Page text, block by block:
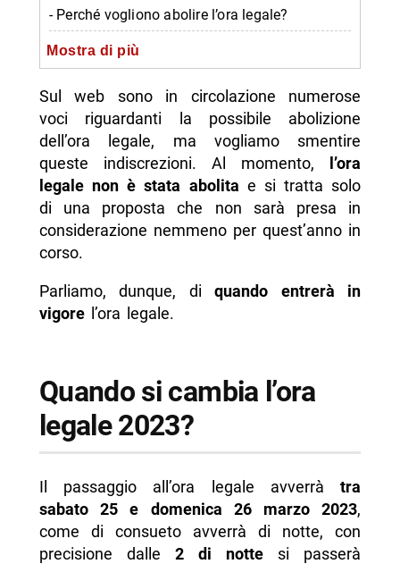
- Perché vogliono abolire l’ora legale?
- Perché esistono l’ora legale e l’ora solare?
-- Scopri di più da Napolike.it
Mostra di più
Sul web sono in circolazione numerose
voci riguardanti la possibile abolizione
dell’ora legale, ma vogliamo smentire
queste indiscrezioni. Al momento,
l’ora
legale non è stata abolita e si tratta solo
di una proposta che non sarà presa in
considerazione nemmeno per quest’anno in
corso.
Parliamo, dunque, diquando entrerà in
vigorel’ora legale.
Quando si cambia l’ora
legale 2023?
Il passaggio all’ora legale avverràtra
sabato 25 e domenica 26 marzo 2023,
come di consueto avverrà di notte, con
precisione dalle 2 di notte si passerà